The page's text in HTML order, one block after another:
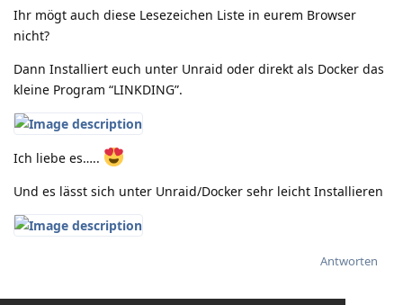
Ihr mögt auch diese Lesezeichen Liste in eurem Browser
nicht?
Dann Installiert euch unter Unraid oder direkt als Docker das
kleine Program “LINKDING”.
Ich liebe es…..
Und es lässt sich unter Unraid/Docker sehr leicht Installieren
Antworten